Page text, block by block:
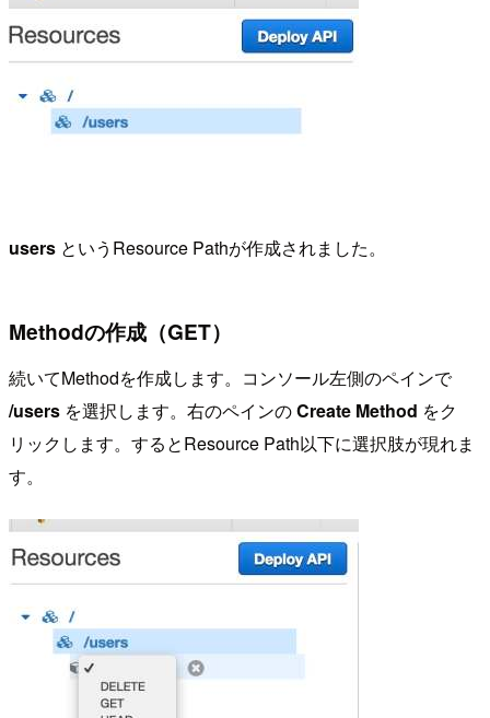
users というResource Pathが作成されました。
Methodの作成（GET）
続いてMethodを作成します。コンソール左側のペインで
/users を選択します。右のペインのCreate Method をク
リックします。するとResource Path以下に選択肢が現れま
す。